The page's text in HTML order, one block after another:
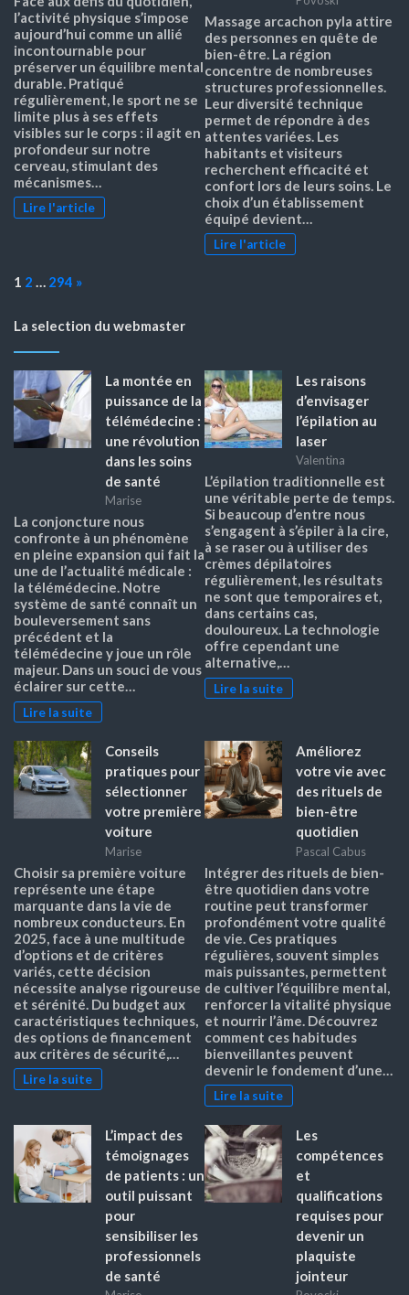
l’activité physique s’impose
aujourd’hui comme un allié
incontournable pour
préserver un équilibre mental
durable. Pratiqué
régulièrement, le sport ne se
limite plus à ses effets
visibles sur le corps : il agit en
profondeur sur notre
cerveau, stimulant des
mécanismes…
Lire l'article
Massage arcachon pyla attire
des personnes en quête de
bien-être. La région
concentre de nombreuses
structures professionnelles.
Leur diversité technique
permet de répondre à des
attentes variées. Les
habitants et visiteurs
recherchent efficacité et
confort lors de leurs soins. Le
choix d’un établissement
équipé devient…
Lire l'article
Page:
1 2 … 294 Next
»
La selection du webmaster
La montée en
puissance de la
télémédecine :
une révolution
dans les soins
de santé
Marise
La conjoncture nous
confronte à un phénomène
en pleine expansion qui fait la
une de l’actualité médicale :
la télémédecine. Notre
système de santé connaît un
bouleversement sans
précédent et la
télémédecine y joue un rôle
majeur. Dans un souci de vous
éclairer sur cette…
Lire la suite
Les raisons
d’envisager
l’épilation au
laser
Valentina
L’épilation traditionnelle est
une véritable perte de temps.
Si beaucoup d’entre nous
s’engagent à s’épiler à la cire,
à se raser ou à utiliser des
crèmes dépilatoires
régulièrement, les résultats
ne sont que temporaires et,
dans certains cas,
douloureux. La technologie
offre cependant une
alternative,…
Lire la suite
Conseils
pratiques pour
sélectionner
votre première
voiture
Marise
Choisir sa première voiture
représente une étape
marquante dans la vie de
nombreux conducteurs. En
2025, face à une multitude
d’options et de critères
variés, cette décision
nécessite analyse rigoureuse
et sérénité. Du budget aux
caractéristiques techniques,
des options de financement
aux critères de sécurité,…
Lire la suite
Améliorez
votre vie avec
des rituels de
bien-être
quotidien
Pascal Cabus
Intégrer des rituels de bien-
être quotidien dans votre
routine peut transformer
profondément votre qualité
de vie. Ces pratiques
régulières, souvent simples
mais puissantes, permettent
de cultiver l’équilibre mental,
renforcer la vitalité physique
et nourrir l’âme. Découvrez
comment ces habitudes
bienveillantes peuvent
devenir le fondement d’une…
Lire la suite
L’impact des
témoignages
de patients : un
outil puissant
pour
sensibiliser les
professionnels
de santé
Les
compétences
et
qualifications
requises pour
devenir un
plaquiste
jointeur